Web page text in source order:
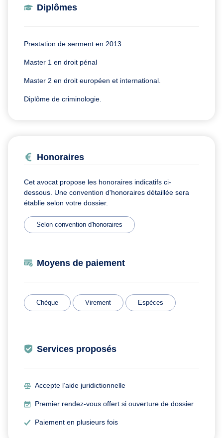
Diplômes
Prestation de serment en 2013
Master 1 en droit pénal
Master 2 en droit européen et international.
Diplôme de criminologie.
Honoraires
Cet avocat propose les honoraires indicatifs ci-
dessous. Une convention d'honoraires détaillée sera
établie selon votre dossier.
Selon convention d'honoraires
Moyens de paiement
Chèque Virement Espèces
Services proposés
Accepte l’aide juridictionnelle
Premier rendez-vous offert si ouverture de dossier
Paiement en plusieurs fois